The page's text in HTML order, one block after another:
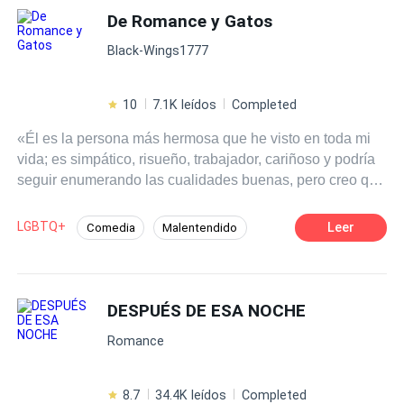
Triángulo AmorosoDe Romance y Gatos
Black-Wings1777
10 7.1K leídos Completed
«Él es la persona más hermosa que he visto en toda mi
vida; es simpático, risueño, trabajador, cariñoso y podría
seguir enumerando las cualidades buenas, pero creo que
perfecto». «Lo quiero porque me quiere y lo amo porque
me ama, aunque a veces tengamos nuestras diferencias
Ahora él quiere contar su historia y de cómo ese alguien
le brindó una nueva vida. Pero no contará solo su
historia, aprovechará la oportunidad para desenlazar otra.
peculiar en la cual predominan las aventuras y
LGBTQ+ Comedia Malentendido Leer
DESPUÉS DE ESA NOCHE
Romance
8.7 34.4K leídos Completed